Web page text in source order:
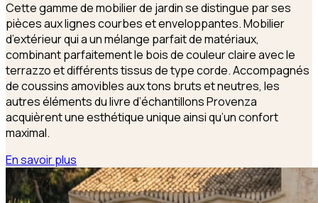
Cette gamme de mobilier de jardin se distingue par ses
pièces aux lignes courbes et enveloppantes. Mobilier
d’extérieur qui a un mélange parfait de matériaux,
combinant parfaitement le bois de couleur claire avec le
terrazzo et différents tissus de type corde. Accompagnés
de coussins amovibles aux tons bruts et neutres, les
autres éléments du livre d’échantillons Provenza
acquièrent une esthétique unique ainsi qu’un confort
maximal.
En savoir plus